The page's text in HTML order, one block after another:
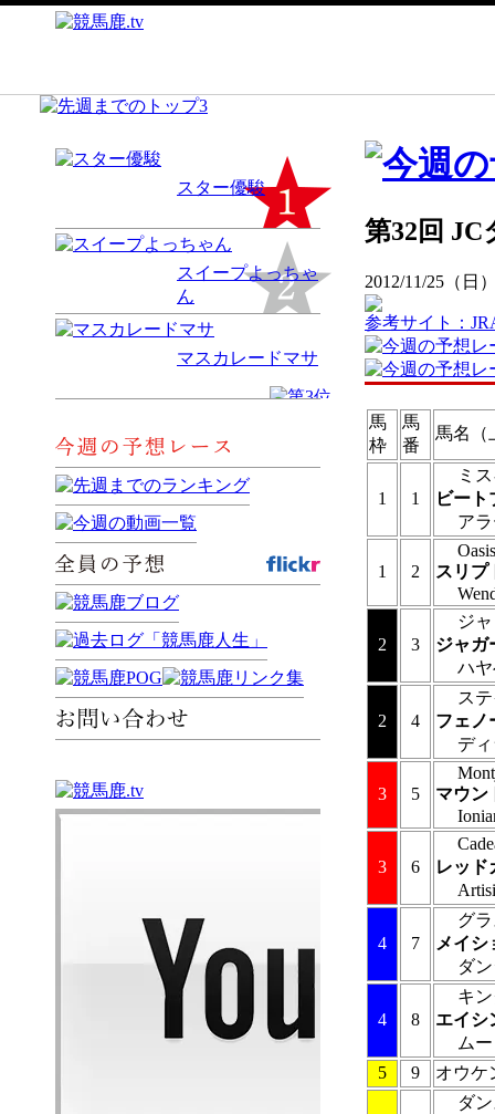
スター優駿
スイープよっちゃ
ん
マスカレードマサ
第32回 JC
2012/11/25（日
参考サイト：
馬
枠
馬
番
馬名（
1 1
ミ
ビート
ア
1 2
スリプ
2 3
ジ
ジャガ
ハ
2 4
ス
フェノ
デ
3 5
マウン
3 6
レッド
4 7
グ
メイシ
ダ
4 8
キ
エイシ
ム
5
9 オウケ
ダ